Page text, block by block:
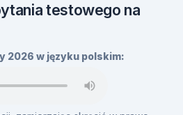
testowego na
2026 w języku polskim: